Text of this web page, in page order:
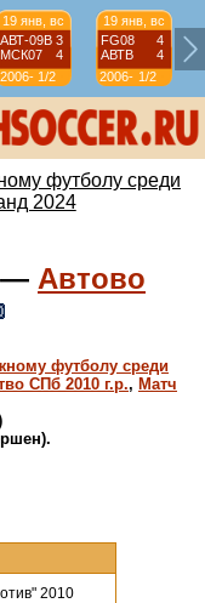
19 янв, вс
АВТ-09B 3
МСК07
4
2006-
07
1/2
19 янв, вс
FG08
4
АВТВ
4
2006-
07
1/2
футболу среди
2024
— Автово
футболу среди
СПб 2010 г.р., Матч
2010